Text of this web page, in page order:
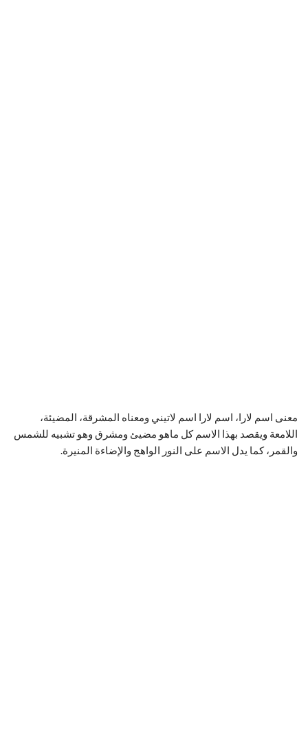
معنى اسم لارا، اسم لارا اسم لاتيني ومعناه المشرقة، المضيئة،
اللامعة ويقصد بهذا الاسم كل ماهو مضيئ ومشرق وهو تشبيه للشمس
والقمر، كما يدل الاسم على النور الواهج والإضاءة المنيرة.